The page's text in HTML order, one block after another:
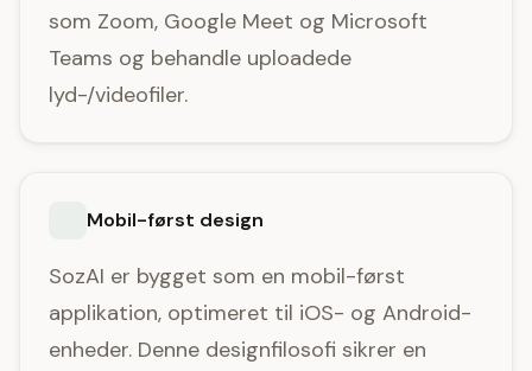
som Zoom, Google Meet og Microsoft
Teams og behandle uploadede
lyd-/videofiler.
Mobil-først design
SozAI er bygget som en mobil-først
applikation, optimeret til iOS- og Android-
enheder. Denne designfilosofi sikrer en